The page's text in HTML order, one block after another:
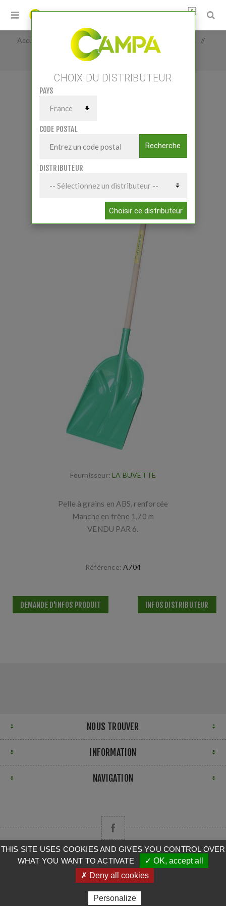
0
Accueil Matériels / Elevage / Soins des animaux /
PELLE A GRAINS
Fournisseur: LA BUVETTE
Pelle à grains en ABS, renforcée
Manche en frêne 1,70 m
VENDU PAR 6.
Référence: A704
DEMANDE D'INFOS PRODUIT INFOS DISTRIBUTEUR
NOUS TROUVER
INFORMATION
NAVIGATION
Copyright © 2026 CAMPA. Tous droits réservés.
Powered by nopCommerce
CHOIX DU DISTRIBUTEUR
PAYS
CODE POSTAL
Recherche
DISTRIBUTEUR
Choisir ce distributeur
THIS SITE USES COOKIES AND GIVES YOU CONTROL OVER
WHAT YOU WANT TO ACTIVATE
✓ OK, accept all
✗ Deny all cookies
Personalize